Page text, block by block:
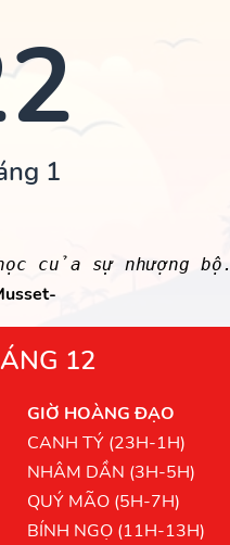
1
của sự nhượng bộ.
12
GIỜ HOÀNG ĐẠO
CANH TÝ (23H-1H)
NHÂM DẦN (3H-5H)
QUÝ MÃO (5H-7H)
BÍNH NGỌ (11H-13H)